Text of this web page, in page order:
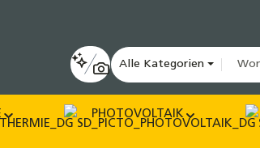
Alle Kategorien
PHOTOVOLTAIK